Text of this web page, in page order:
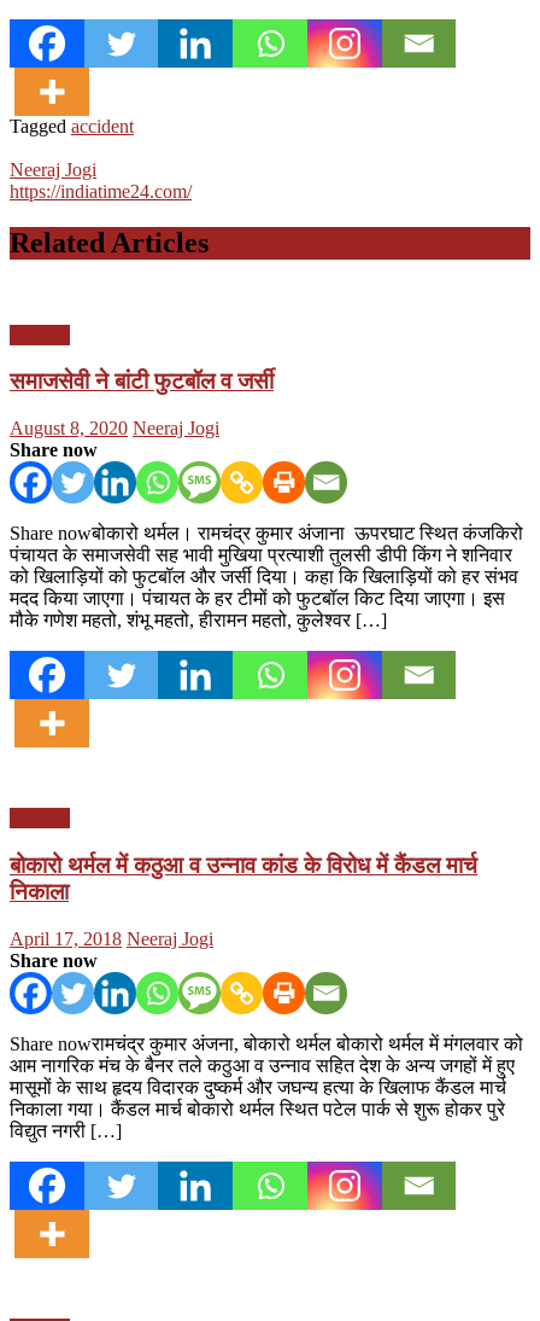
Tagged accident
Neeraj Jogi
https://indiatime24.com/
Related Articles
समाजसेवी ने बांटी फुटबॉल व जर्सी
Posted
on
August 8, 2020 Author
Neeraj Jogi
Share now
Share nowबोकारो थर्मल। रामचंद्र कुमार अंजाना ऊपरघाट स्थित कंजकिरो
पंचायत के समाजसेवी सह भावी मुखिया प्रत्याशी तुलसी डीपी किंग ने शनिवार
को खिलाड़ियों को फुटबॉल और जर्सी दिया। कहा कि खिलाड़ियों को हर संभव
मदद किया जाएगा। पंचायत के हर टीमों को फुटबॉल किट दिया जाएगा। इस
मौके गणेश महतो, शंभू महतो, हीरामन महतो, कुलेश्वर […]
बोकारो थर्मल में कठुआ व उन्नाव कांड के विरोध में कैंडल मार्च
निकाला
Posted
on
April 17, 2018 Author
Neeraj Jogi
Share now
Share nowरामचंद्र कुमार अंजना, बोकारो थर्मल बोकारो थर्मल में मंगलवार को
आम नागरिक मंच के बैनर तले कठुआ व उन्नाव सहित देश के अन्य जगहों में हुए
मासूमों के साथ हृदय विदारक दुष्कर्म और जघन्य हत्या के खिलाफ कैंडल मार्च
निकाला गया। कैंडल मार्च बोकारो थर्मल स्थित पटेल पार्क से शुरू होकर पुरे
विद्युत नगरी […]